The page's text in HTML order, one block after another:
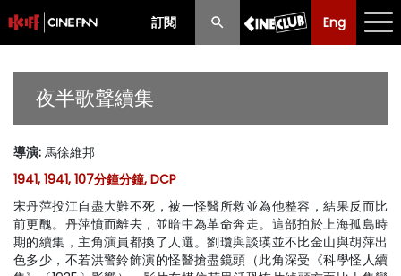
訂閱 Eng
Eng 中文
節目
購票須知
優惠計劃
夜半歌聲續集
導演: 馬徐維邦
1941, 1941, 107分鐘分鐘, DCP
宋丹萍投江自盡大難不死，被一怪醫所救並為他整容，結果反而比
前更醜。丹萍憤而離去，並暗中為革命奔走。這部拍於上海孤島時
期的續集，主角演員都換了人選。劉瓊與談瑛並不比金山與胡萍出
色多少，不若洪警鈴飾演的怪醫搶盡鏡頭（此角深受《科學怪人續